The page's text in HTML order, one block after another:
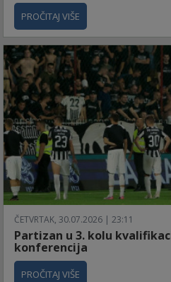
PROČITAJ VIŠE
ČETVRTAK, 30.07.2026 | 23:11
Partizan u 3. kolu
konferencija
PROČITAJ VIŠE